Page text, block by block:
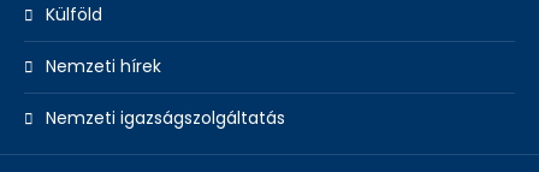
Külföld
Nemzeti hírek
Nemzeti igazságszolgáltatás